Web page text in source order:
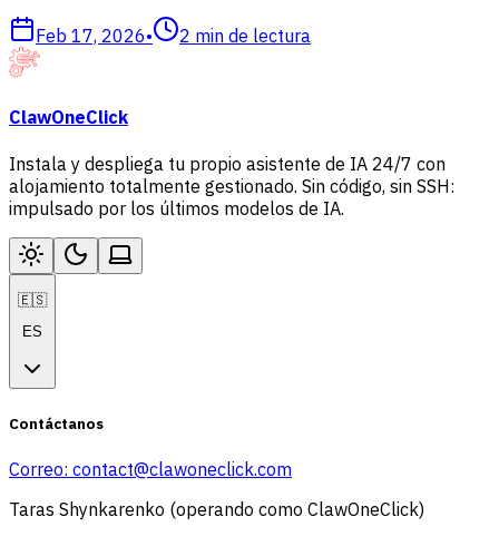
Feb 17, 2026• 2 min de lectura
ClawOneClick
Instala y despliega tu propio asistente de IA 24/7 con
alojamiento totalmente gestionado. Sin código, sin SSH:
impulsado por los últimos modelos de IA.
🇪🇸
ES
Contáctanos
Correo: contact@clawoneclick.com
Taras Shynkarenko (operando como ClawOneClick)